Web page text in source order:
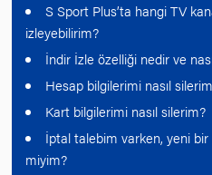
S Sport Plus’ta hangi TV
izleyebilirim?
İndir İzle özelliği nedir ve
Hesap bilgilerimi nasıl
Kart bilgilerimi nasıl silerim?
İptal talebim varken, yeni
miyim?